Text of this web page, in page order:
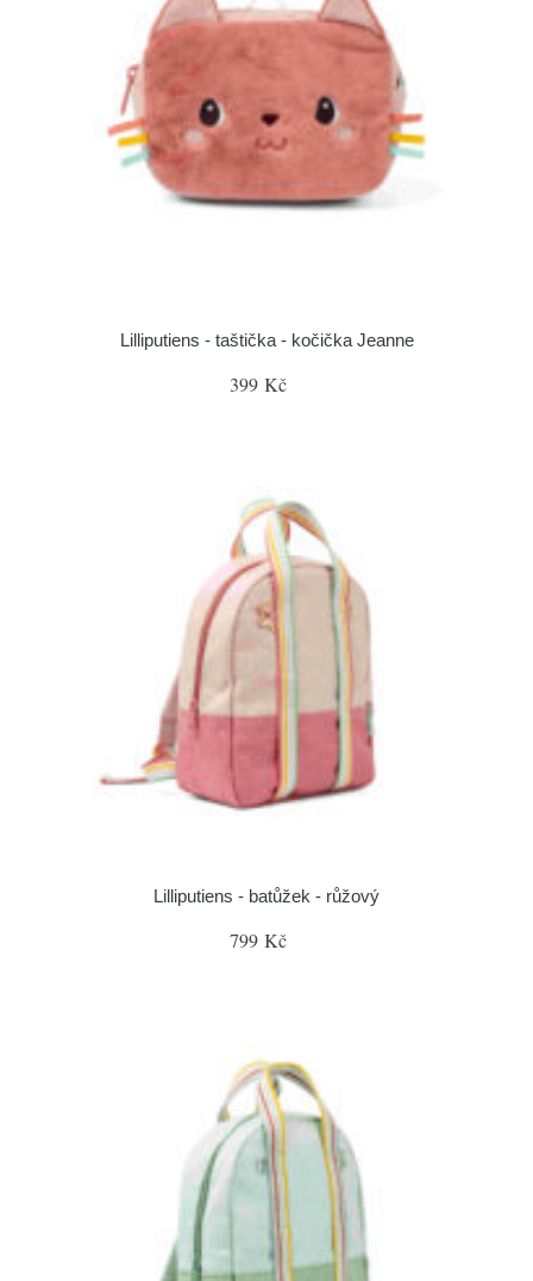
Lilliputiens - taštička - kočička Jeanne
399 Kč
Lilliputiens - batůžek - růžový
799 Kč